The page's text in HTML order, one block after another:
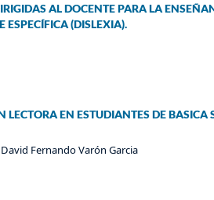
AL DOCENTE PARA LA
ESPECÍFICA (DISLEXIA).
LECTORA EN ESTUDIANTES DE
Fernando Varón Garcia